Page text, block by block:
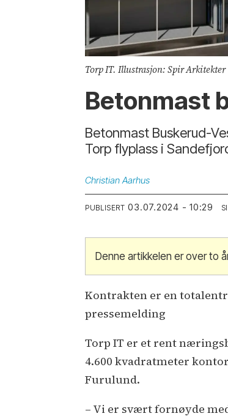
Torp IT. Illustrasjon: Spir Arkitekter
Betonmast
Betonmast Buskerud-
Torp flyplass i
Christian Aarhus
PUBLISERT 03.07.2024 - 10:29
Denne artikkelen er over to
Kontrakten er en
pressemelding
Torp IT er et rent
4.600 kvadratmeter
Furulund.
– Vi er svært fornøyde